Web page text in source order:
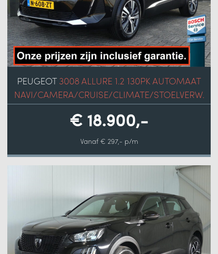
PEUGEOT3008 ALLURE 1.2 130PK AUTOMAAT
NAVI/CAMERA/CRUISE/CLIMATE/STOELVERW.
€ 18.900,-
Vanaf € 297,- p/m